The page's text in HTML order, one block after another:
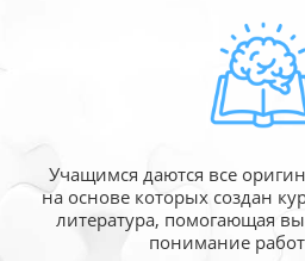
Учащимся даются все
на основе которых создан
литература, помогающая
понимание